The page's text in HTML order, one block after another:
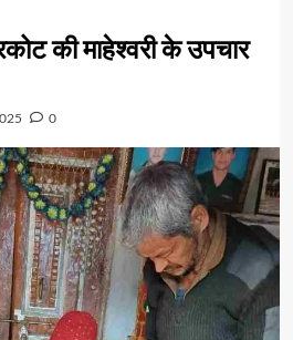
की माहेश्वरी के उपचार
0